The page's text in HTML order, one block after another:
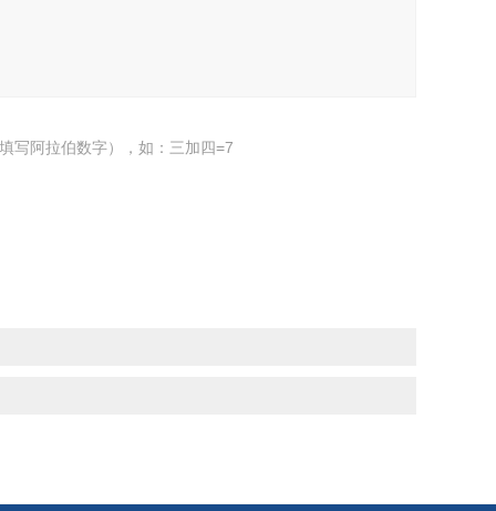
写阿拉伯数字），如：三加四=7